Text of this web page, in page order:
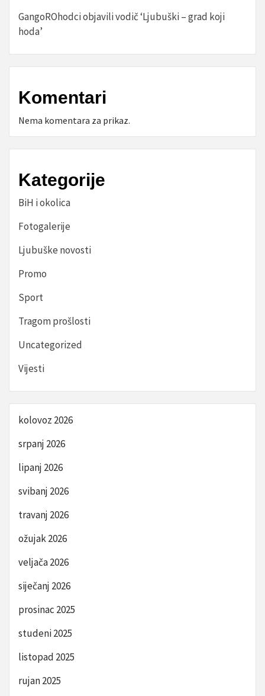
GangoROhodci objavili vodič ‘Ljubuški – grad koji
hoda’
Komentari
Nema komentara za prikaz.
Kategorije
BiH i okolica
Fotogalerije
Ljubuške novosti
Promo
Sport
Tragom prošlosti
Uncategorized
Vijesti
kolovoz 2026
srpanj 2026
lipanj 2026
svibanj 2026
travanj 2026
ožujak 2026
veljača 2026
siječanj 2026
prosinac 2025
studeni 2025
listopad 2025
rujan 2025